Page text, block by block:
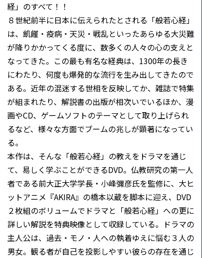
経」のすべて！！
８世紀前半に日本に伝えられたとされる「般若心経」
は、飢饉・疫病・天災・戦乱といったあらゆる大災難
が降りかかってくる度に、数多くの人々の心の支えと
なってきた。この最も有名な経典は、1300年の長き
にわたり、何度も爆発的な流行を生み出してきたので
ある。近年の混迷する世相を反映してか、雑誌で特集
が組まれたり、解説書の出版が相次いでいるほか、漫
画やCD、ゲームソフトのテーマとして取り上げられ
るなど、様々な方面でブームの兆しが顕著になってい
る。
本作は、そんな「般若心経」の教えをドラマを通じ
て、易しく学ぶことができるDVD。仏教研究の第一人
者である前大正大学学長・小峰彌彦氏を監修に、大ヒ
ットアニメ『AKIRA』の橋本以蔵を脚本に迎え、DVD
２枚組のボリュームでドラマと「般若心経」への更に
詳しい解説を特典映像として収録している。ドラマの
主人公は、過去・モノ・人への執着ゆえに悩む３人の
男女。観る者が自己を投影しやすい彼らの存在を通じ